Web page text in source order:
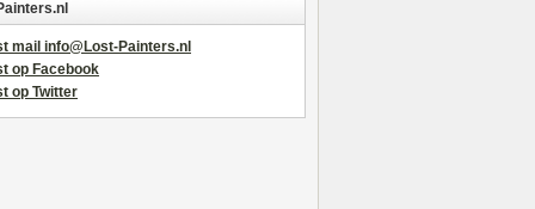
mail info@Lost-Painters.nl
op Facebook
op Twitter